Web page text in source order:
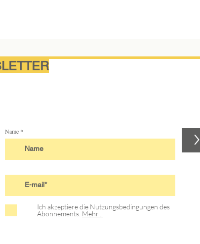
Name >
Ich akzeptiere die Nutzungsbedingungen des
Abonnements. Mehr...